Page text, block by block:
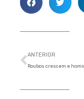
Anterior
ANTERIOR